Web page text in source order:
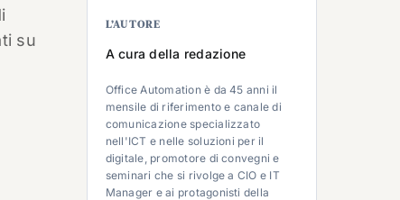
su
L’AUTORE
A cura della redazione
Office Automation è da 45 anni il
mensile di riferimento e canale di
comunicazione specializzato
nell'ICT e nelle soluzioni per il
digitale, promotore di convegni e
seminari che si rivolge a CIO e IT
Manager e ai protagonisti della